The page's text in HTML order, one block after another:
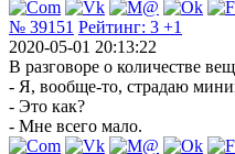
№ 39151 Рейтинг: 3 +1
2020-05-01 20:13:22
В разговоре о количестве
- Я, вообще-то, страдаю
- Это как?
- Мне всего мало.